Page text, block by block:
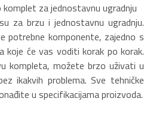
za jednostavnu ugradnju
za brzu i jednostavnu ugradnju.
potrebne komponente, zajedno s
koje će vas voditi korak po korak.
kompleta, možete brzo uživati u
ikakvih problema. Sve tehničke
u specifikacijama proizvoda.